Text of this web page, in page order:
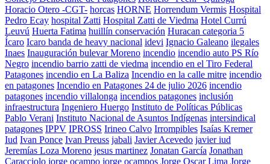
Horacio Otero -CGT- horcas HORNE Horrendum Vermis Hospital
Pedro Ecay hospital Zatti Hospital Zatti de Viedma Hotel Currú
Leuvú Huerta Fatima huillín conservación Huracan categoria 5
Ícaro Icaro banda de heavy nacional idevi Ignacio Galeano ilegales
Inaes Inauguración bulevar Moreno incendio incendio auto PS Río
Negro incendio barrio zatti de viedma incendio en el Tiro Federal
Patagones incendio en La Baliza Incendio en la calle mitre incendio
en patagones Incendio en Patagones 24 de julio 2026 incendio
patagones incendio villalonga incendios patagones inclusión
infraestructura Ingeniero Huergo Instituto de Políticas Públicas
Pablo Verani Instituto Nacional de Asuntos Indígenas intersindical
patagones IPPV IPROSS Irineo Calvo Irrompibles Isaías Kremer
Iud Ivan Ponce Ivan Preuss jabali Javier Acevedo javier iud
Jeremías Loza Moreno jesus martinez Jonatan García Jonathan
Caracciolo jorge ocampo jorge ocampos Jorge Oscar Lima Jorge